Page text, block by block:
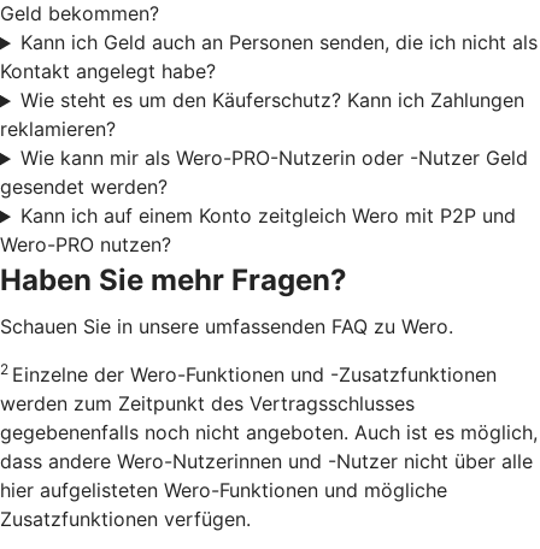
Geld bekommen?
Kann ich Geld auch an Personen senden, die ich nicht als
Kontakt angelegt habe?
Wie steht es um den Käuferschutz? Kann ich Zahlungen
reklamieren?
Wie kann mir als Wero-PRO-Nutzerin oder -Nutzer Geld
gesendet werden?
Kann ich auf einem Konto zeitgleich Wero mit P2P und
Wero-PRO nutzen?
Haben Sie mehr Fragen?
Schauen Sie in unsere umfassenden FAQ zu Wero.
2 Einzelne der Wero-Funktionen und -Zusatzfunktionen
werden zum Zeitpunkt des Vertragsschlusses
gegebenenfalls noch nicht angeboten. Auch ist es möglich,
dass andere Wero-Nutzerinnen und -Nutzer nicht über alle
hier aufgelisteten Wero-Funktionen und mögliche
Zusatzfunktionen verfügen.